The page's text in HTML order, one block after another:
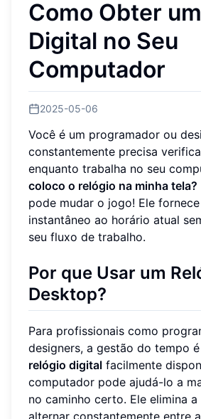
Como Obter
Digital no Seu
Computador
2025-05-06
Você é um programador ou
constantemente precisa
enquanto trabalha no seu
coloco o relógio na minha tela?
pode mudar o jogo! Ele
instantâneo ao horário atual
seu fluxo de trabalho.
Por que Usar um
Desktop?
Para profissionais como
designers, a gestão do tempo
relógio digital facilmente
computador pode ajudá-lo a
no caminho certo. Ele elimina
alternar constantemente entre